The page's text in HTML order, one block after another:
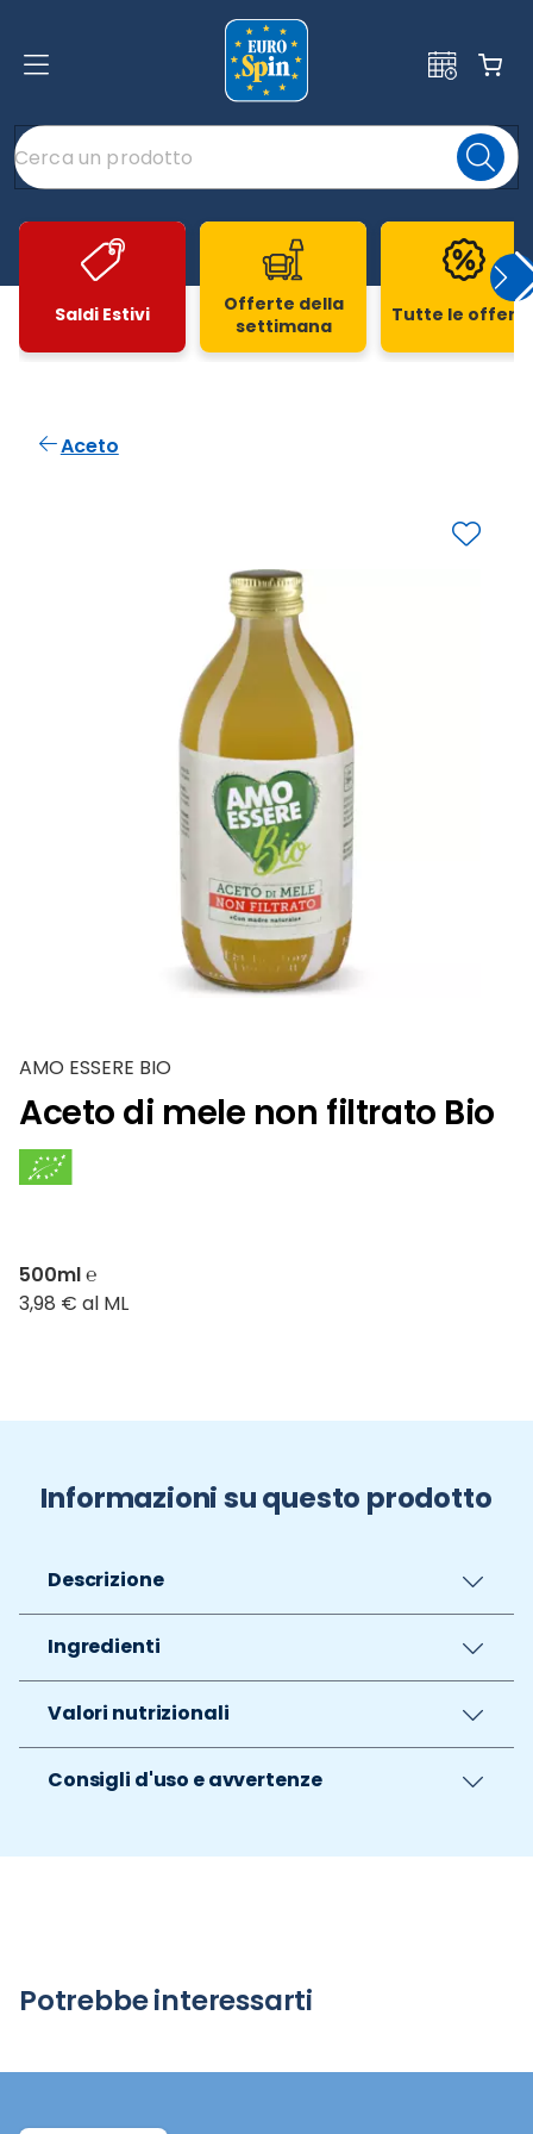
Saldi Estivi
Offerte della
settimana
Tutte le
Aceto
AMO ESSERE BIO
Aceto di mele non filtrato Bio
500ml ℮
3,98 € al ML
Informazioni su questo prodotto
Descrizione
Ingredienti
Valori nutrizionali
Consigli d'uso e avvertenze
Potrebbe interessarti